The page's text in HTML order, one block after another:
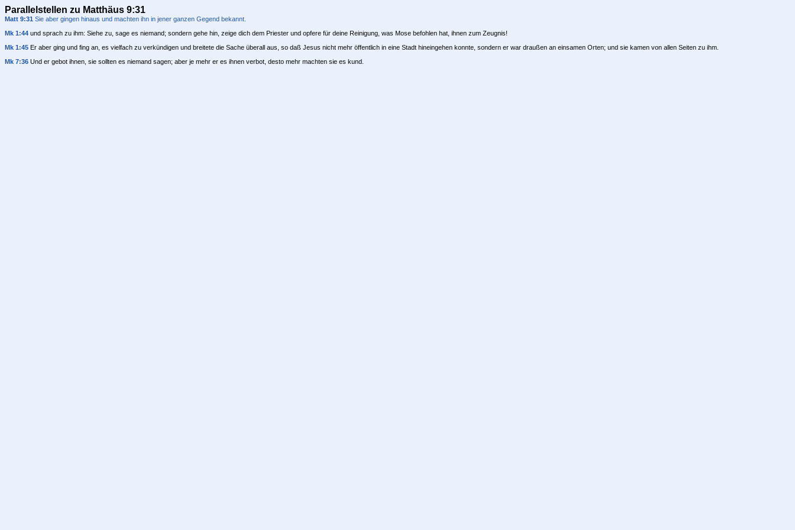
Parallelstellen zu Matthäus 9:31
Matt 9:31 Sie aber gingen hinaus und machten ihn in jener ganzen Gegend bekannt.
Mk 1:44 und sprach zu ihm: Siehe zu, sage es niemand; sondern gehe hin, zeige dich dem Priester und opfere für deine Reinigung, was Mose befohlen hat, ihnen zum Zeugnis!
Mk 1:45 Er aber ging und fing an, es vielfach zu verkündigen und breitete die Sache überall aus, so daß Jesus nicht mehr öffentlich in eine Stadt hineingehen konnte, sondern er war draußen an einsamen Orten; und sie kamen von allen Seiten zu ihm.
Mk 7:36 Und er gebot ihnen, sie sollten es niemand sagen; aber je mehr er es ihnen verbot, desto mehr machten sie es kund.